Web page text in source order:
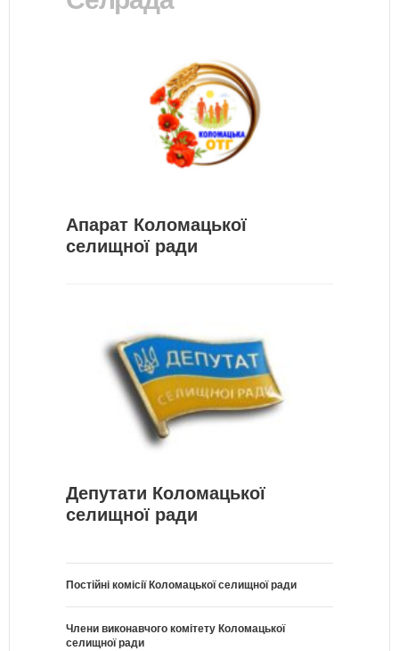
Апарат Коломацької
селищної ради
Депутати Коломацької
селищної ради
Постійні комісії Коломацької селищної ради
Члени виконавчого комітету Коломацької
селищної ради